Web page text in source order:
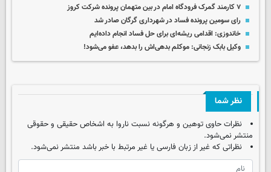
۷ کارمند گمرک فرودگاه امام در بین متهمان پرونده شرکت کروز
رای سومین پرونده فساد در شهرداری گرگان صادر شد
خاندوزی: اقدامی ریشه‌ای برای حل فساد انجام داده‌ایم
وکیل بابک زنجانی: موکلم بدهی‌اش را بدهد، عفو می‌شود!
نظر شما
نظرات حاوی توهین و هرگونه نسبت ناروا به اشخاص حقیقی و حقوقی
منتشر نمی‌شود.
نظراتی که غیر از زبان فارسی یا غیر مرتبط با خبر باشد منتشر نمی‌شود.